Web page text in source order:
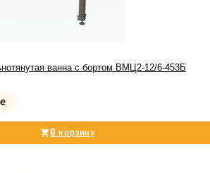
ванна с бортом ВМЦ2-12/6-453Б
В корзину